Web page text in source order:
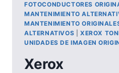
FOTOCONDUCTORES
MANTENIMIENTO
MANTENIMIENTO
ALTERNATIVOS
XEROX
UNIDADES DE IMAGEN
Xerox